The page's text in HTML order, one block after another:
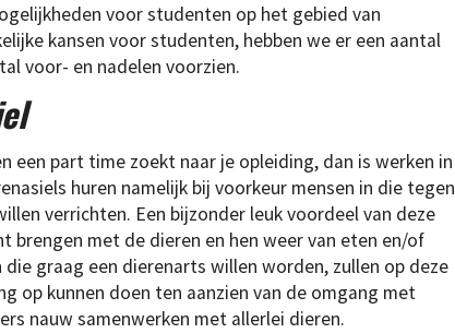
voor studenten op het gebied van
kansen voor studenten, hebben we er een aantal
voor- en nadelen voorzien.
een part time zoekt naar je opleiding, dan is werken in
huren namelijk bij voorkeur mensen in die tegen
verrichten. Een bijzonder leuk voordeel van deze
brengen met de dieren en hen weer van eten en/of
graag een dierenarts willen worden, zullen op deze
op kunnen doen ten aanzien van de omgang met
nauw samenwerken met allerlei dieren.